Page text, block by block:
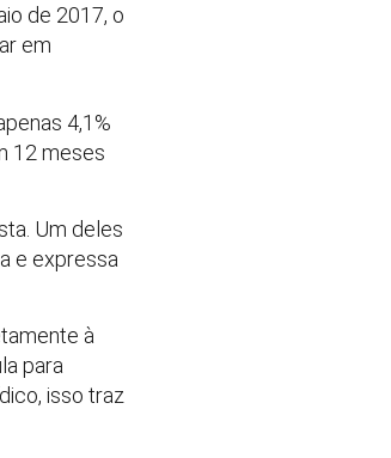
de 2017, o
em
4,1%
12 meses
Um deles
e expressa
à
para
isso traz